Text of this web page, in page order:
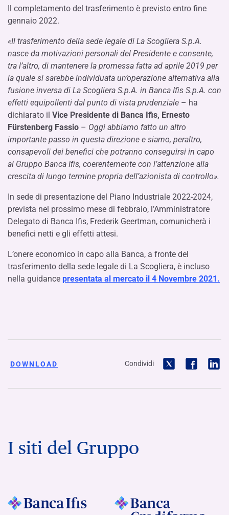
Il completamento del trasferimento è previsto entro fine
gennaio 2022.
«Il trasferimento della sede legale di La Scogliera S.p.A.
nasce da motivazioni personali del Presidente e consente,
tra l’altro, di mantenere la promessa fatta ad aprile 2019 per
la quale si sarebbe individuata un’operazione alternativa alla
fusione inversa di La Scogliera S.p.A. in Banca Ifis S.p.A. con
effetti equipollenti dal punto di vista prudenziale – ha
dichiarato il Vice Presidente di Banca Ifis, Ernesto
Fürstenberg Fassio – Oggi abbiamo fatto un altro
importante passo in questa direzione e siamo, peraltro,
consapevoli dei benefici che potranno conseguirsi in capo
al Gruppo Banca Ifis, coerentemente con l’attenzione alla
crescita di lungo termine propria dell’azionista di controllo».
In sede di presentazione del Piano Industriale 2022-2024,
prevista nel prossimo mese di febbraio, l’Amministratore
Delegato di Banca Ifis, Frederik Geertman, comunicherà i
benefici netti e gli effetti attesi.
L’onere economico in capo alla Banca, a fronte del
trasferimento della sede legale di La Scogliera, è incluso
nella guidance presentata al mercato il 4 Novembre 2021.
DOWNLOAD Condividi
I siti del Gruppo